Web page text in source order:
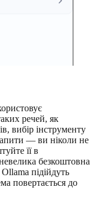
речей, як
вибір інструменту
— ви ніколи не
її в
безкоштовна
підійдуть
повертається до